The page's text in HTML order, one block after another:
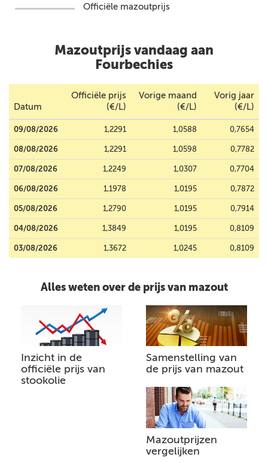
Officiële mazoutprijs
Mazoutprijs vandaag aan
Fourbechies
Datum
Officiële prijs
(€/L)
Vorige maand
(€/L)
Vorig jaar
(€/L)
09/08/2026 1,2291 1,0588 0,7654
08/08/2026 1,2291 1,0598 0,7782
07/08/2026 1,2249 1,0307 0,7704
06/08/2026 1,1978 1,0195 0,7872
05/08/2026 1,2790 1,0195 0,7914
04/08/2026 1,3849 1,0195 0,8109
03/08/2026 1,3672 1,0245 0,8109
Alles weten over de prijs van mazout
Inzicht in de
officiële prijs van
stookolie
Samenstelling van
de prijs van mazout
Mazoutprijzen
vergelijken